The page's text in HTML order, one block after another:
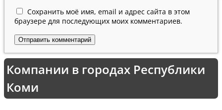
Сохранить моё имя, email и адрес сайта в этом
браузере для последующих моих комментариев.
Компании в городах Республики
Коми